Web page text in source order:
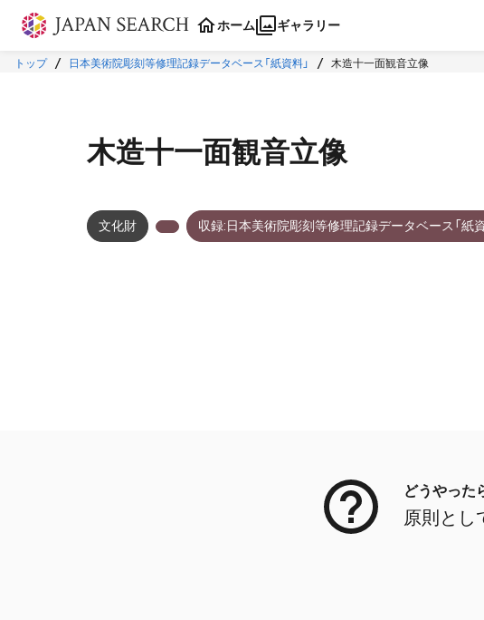
本文に飛ぶ
ホーム ギャラリー
トップ 日本美術院彫刻等修理記録データベース「紙資料」 木造十一面観音立像
木造十一面観音立像
文化財 収録:日本美術院彫刻等修理記録データベース「紙資
どうやった
原則とし